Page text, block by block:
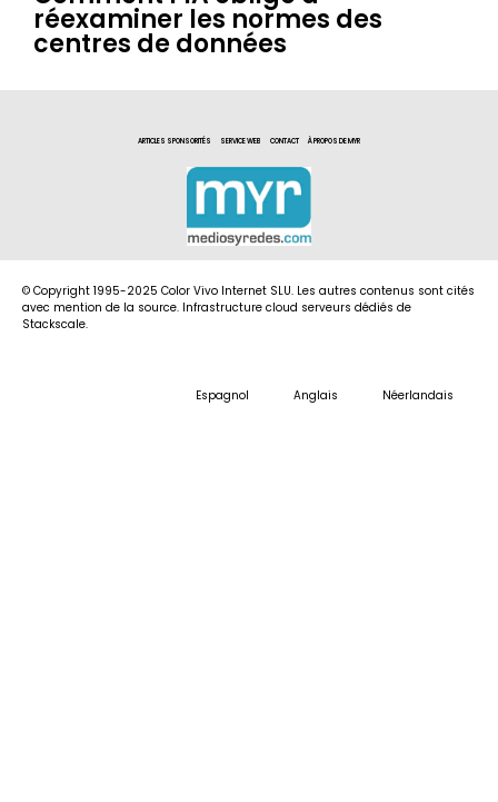
réexaminer les normes des
centres de données
ARTICLES SPONSORITÉS SERVICE WEB CONTACT À PROPOS DE MYR
© Copyright 1995-2025 Color Vivo Internet SLU. Les autres contenus sont cités
avec mention de la source. Infrastructure cloud serveurs dédiés de
Stackscale.
Espagnol Anglais Néerlandais